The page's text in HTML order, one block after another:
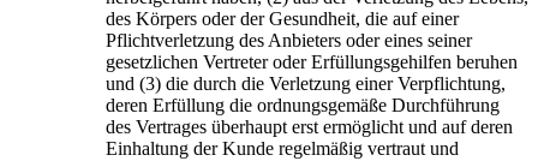
des Körpers oder der Gesundheit, die auf einer
Pflichtverletzung des Anbieters oder eines seiner
gesetzlichen Vertreter oder Erfüllungsgehilfen beruhen
und (3) die durch die Verletzung einer Verpflichtung,
deren Erfüllung die ordnungsgemäße Durchführung
des Vertrages überhaupt erst ermöglicht und auf deren
Einhaltung der Kunde regelmäßig vertraut und